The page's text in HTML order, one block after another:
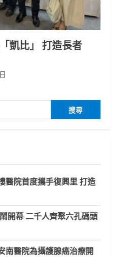
凱比」 打造長者
醫院首度攜手復興里 打造
開幕 二千人齊聚六孔碼頭
南醫院為攝護腺癌治療開